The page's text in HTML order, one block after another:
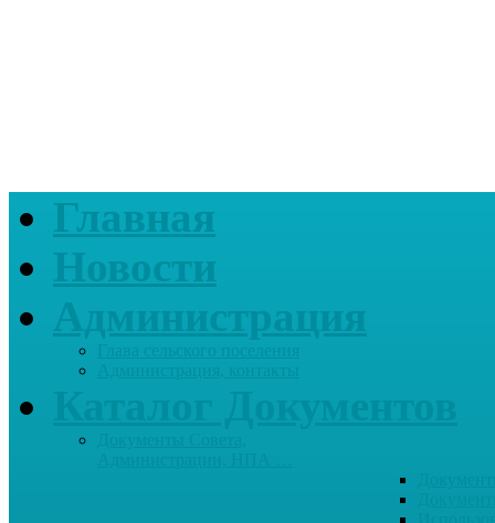
Главная
Новости
Администрация